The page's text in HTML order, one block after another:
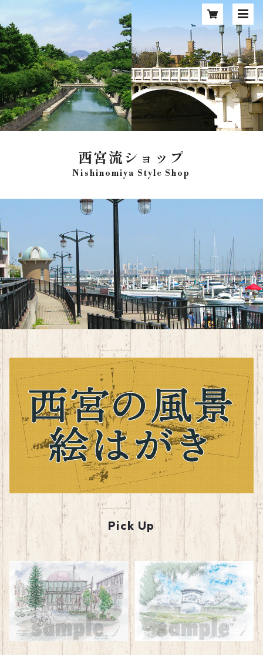
西宮流ショップ
Nishinomiya Style Shop
Pick Up